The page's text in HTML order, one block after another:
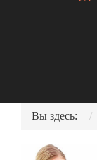
Вы здесь: